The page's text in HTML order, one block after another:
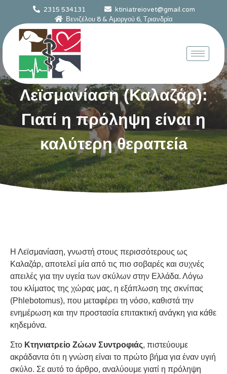
2315 534131
ktiniatreiovet@gmail.com
Βενιζέλου 8 & Αμοργού 6, Τριανδρία
Λεϊσμανίαση (Καλαζάρ):
Γιατί η πρόληψη είναι η
καλύτερη θεραπείa
Η Λεϊσμανίαση, γνωστή στους περισσότερους ως
Καλαζάρ, αποτελεί μία από τις πιο σοβαρές και συχνές
απειλές για την υγεία των σκύλων στην Ελλάδα. Λόγω
του κλίματος της χώρας μας, η εξάπλωση της σκνίπας
(Phlebotomus), που μεταφέρει τη νόσο, καθιστά την
ενημέρωση και την προστασία επιτακτική ανάγκη για κάθε
κηδεμόνα.
Στο Κτηνιατρείο Ζώων Συντροφιάς, πιστεύουμε
ακράδαντα ότι η γνώση είναι το πρώτο βήμα για έναν υγιή
σκύλο. Σε αυτό το άρθρο, αναλύουμε γιατί η πρόληψη